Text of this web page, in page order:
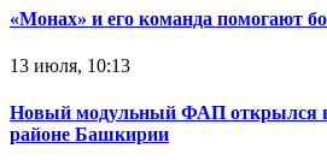
«Монах» и его команда помогают
13 июля, 10:13
Новый модульный ФАП открылся
районе Башкирии